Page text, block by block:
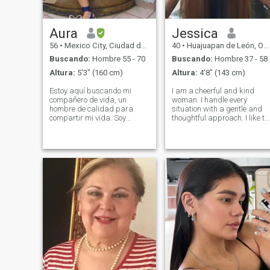
al mar en México.
Aura
56 • Mexico City, Ciudad de México, México
Buscando: Hombre 55 - 70
Altura: 5'3" (160 cm)
Estoy aquí buscando mi
compañero de vida, un
hombre de calidad para
compartir mi vida. Soy
encanta viajar y conocer
nuevas culturas y amigos.
me gustan las charlas
agradables e interesantes,
caminar por la playa, la
cena agradable, me gusta
bailar, soy persona y
cariñosa. Soy una mujer muy
inteligente, me gusta estar
en forma y comer alimentos
saludables. La vida es tan
corta así que vamos de
fiesta!! Por favor, si no eres
Jessica
40 • Huajuapan de León, Oaxaca, México
Buscando: Hombre 37 - 58
Altura: 4'8" (143 cm)
I am a cheerful and kind
woman. I handle every
situation with a gentle and
thoughtful approach. I like to
am a reliable friend, good
listener, caring and
trustworthy person. I